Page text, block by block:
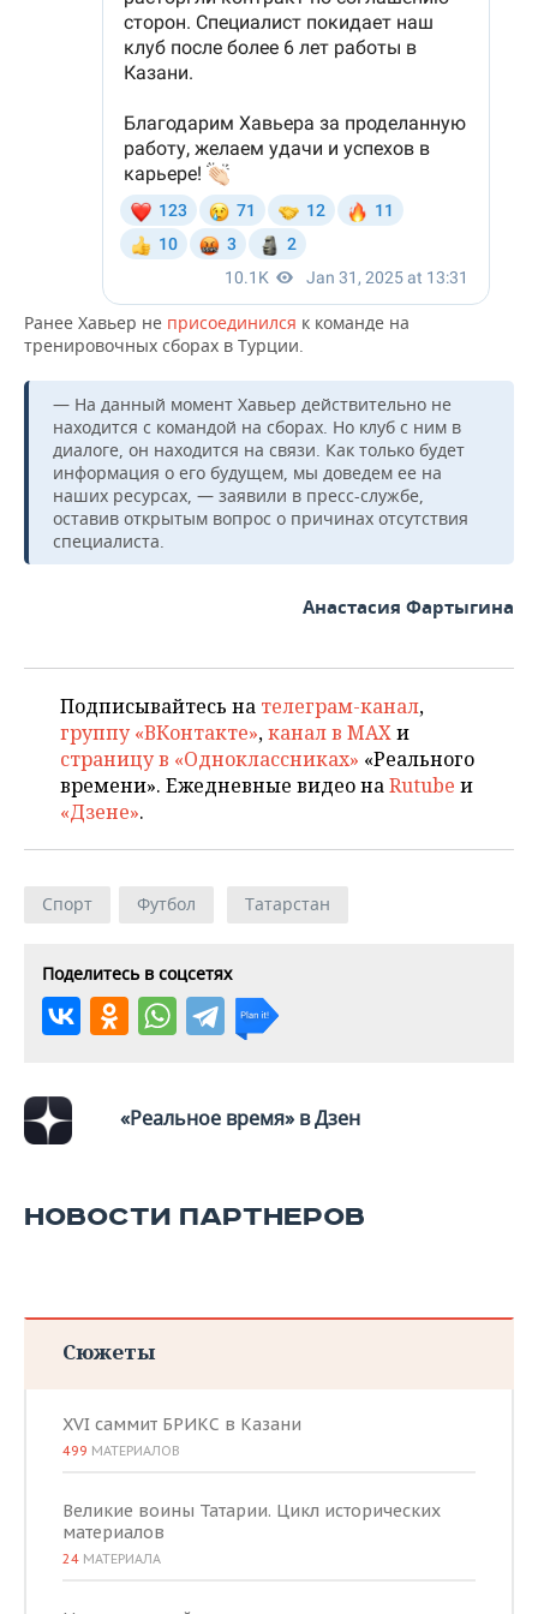
Ранее Хавьер не присоединился к команде на
тренировочных сборах в Турции.
— На данный момент Хавьер действительно не
находится с командой на сборах. Но клуб с ним в
диалоге, он находится на связи. Как только будет
информация о его будущем, мы доведем ее на
наших ресурсах, — заявили в пресс-службе,
оставив открытым вопрос о причинах отсутствия
специалиста.
Анастасия Фартыгина
Подписывайтесь на телеграм-канал,
группу «ВКонтакте»,канал в MAXи
страницу в «Одноклассниках» «Реального
времени». Ежедневные видео наRutube и
«Дзене».
Спорт Футбол Татарстан
Поделитесь в соцсетях
«Реальное время» в Дзен
НОВОСТИ ПАРТНЕРОВ
Сюжеты
XVI саммит БРИКС в Казани
499 МАТЕРИАЛОВ
Великие воины Татарии. Цикл исторических
материалов
24 МАТЕРИАЛА